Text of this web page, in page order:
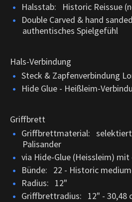
Halsstab: Historic Reissue
Double Carved & hand
authentisches Spielgefühl
Hals-Verbindung
Steck & Zapfenverbindung
Hide Glue - Heißleim-
Griffbrett
Griffbrettmaterial:
Palisander
via Hide-Glue (Heissleim)
Bünde: 22 - Historic
Radius: 12"
Griffbrettradius: 12" - 30,48